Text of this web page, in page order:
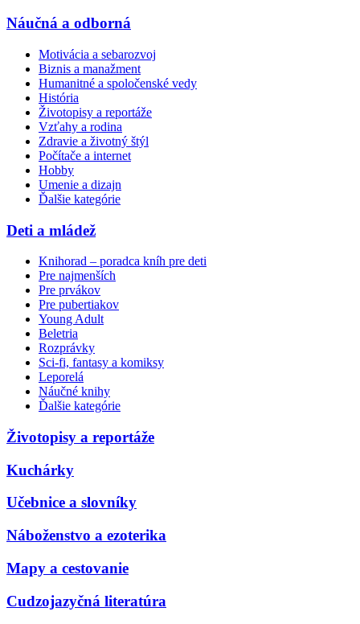
Náučná a odborná
Motivácia a sebarozvoj
Biznis a manažment
Humanitné a spoločenské vedy
História
Životopisy a reportáže
Vzťahy a rodina
Zdravie a životný štýl
Počítače a internet
Hobby
Umenie a dizajn
Ďalšie kategórie
Deti a mládež
Knihorad – poradca kníh pre deti
Pre najmenších
Pre prvákov
Pre pubertiakov
Young Adult
Beletria
Rozprávky
Sci-fi, fantasy a komiksy
Leporelá
Náučné knihy
Ďalšie kategórie
Životopisy a reportáže
Kuchárky
Učebnice a slovníky
Náboženstvo a ezoterika
Mapy a cestovanie
Cudzojazyčná literatúra